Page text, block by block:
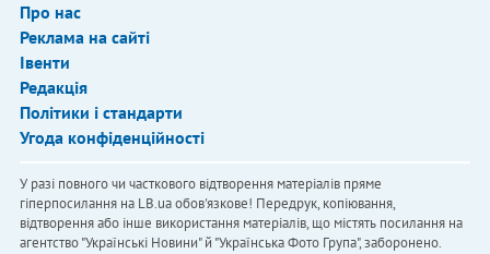
Про нас
Реклама на сайті
Івенти
Редакція
Політики і стандарти
Угода конфіденційності
У разі повного чи часткового відтворення матеріалів пряме
гіперпосилання на LB.ua обов'язкове! Передрук, копіювання,
відтворення або інше використання матеріалів, що містять посилання на
агентство "Українськi Новини" й "Українська Фото Група", заборонено.